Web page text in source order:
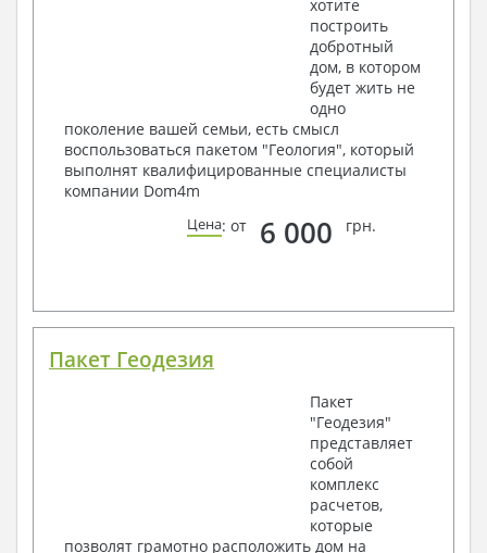
хотите
построить
добротный
дом, в котором
будет жить не
одно
поколение вашей семьи, есть смысл
воспользоваться пакетом "Геология", который
выполнят квалифицированные специалисты
компании Dom4m
Цена: от 6 000 грн.
Пакет Геодезия
Пакет
"Геодезия"
представляет
собой
комплекс
расчетов,
которые
позволят грамотно расположить дом на